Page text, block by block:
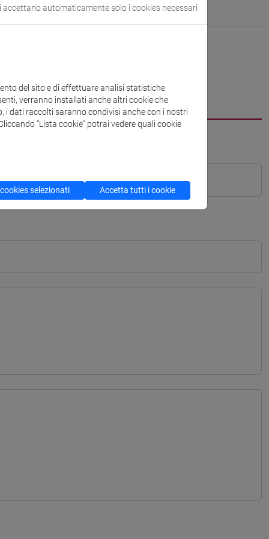
automaticamente solo i cookies necessari
del sito e di effettuare analisi statistiche
verranno installati anche altri cookie che
i dati raccolti saranno condivisi anche con i nostri
“Lista cookie” potrai vedere quali cookie
selezionati Accetta tutti i cookie